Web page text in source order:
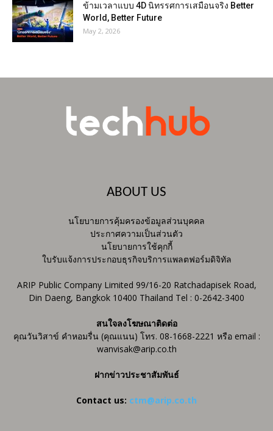
ข้ามเวลาแบบ 4D นิทรรศการเสมือนจริง Better
World, Better Future
May 2, 2026
ABOUT US
นโยบายการคุ้มครองข้อมูลส่วนบุคคล
ประกาศความเป็นส่วนตัว
นโยบายการใช้คุกกี้
ใบรับแจ้งการประกอบธุรกิจบริการแพลตฟอร์มดิจิทัล
ARIP Public Company Limited 99/16-20 Ratchadapisek Road,
Din Daeng, Bangkok 10400 Thailand Tel : 0-2642-3400
สนใจลงโฆษณาติดต่อ
คุณวันวิสาข์ คำหอมรื่น (คุณแนน) โทร. 08-1668-2221 หรือ email :
wanvisak@arip.co.th
ฝากข่าวประชาสัมพันธ์
Contact us: ctm@arip.co.th